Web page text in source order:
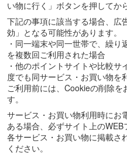
い物に行く」ボタンを押してか
下記の事項に該当する場合、広
効」となる可能性があります。
・同一端末や同一世帯で、繰
を複数回ご利用された場合
・他のポイントサイトや比較
度でも同サービス・お買い物を
ご利用前には、Cookieの削除を
す。
サービス・お買い物利用時にお
ある場合、必ずサイト上のWEB
各サービス・お買い物に掲載さ
ください。